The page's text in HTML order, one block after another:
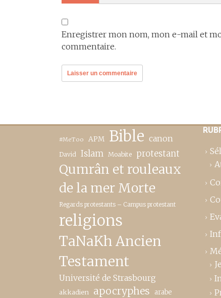
Enregistrer mon nom, mon e-mail et
commentaire.
#MeToo APM Bible canon
David Islam Moabite protestant
Qumrân et rouleaux
de la mer Morte
Regards protestants – Campus protestant
religions
TaNaKh Ancien
Testament
Université de Strasbourg
akkadien apocryphes arabe